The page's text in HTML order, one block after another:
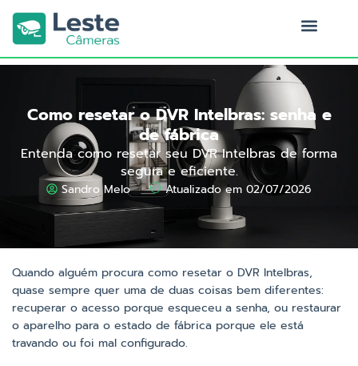
para
conteúdo
Como resetar o DVR Intelbras: senha e
de fábrica
Entenda como resetar seu DVR Intelbras de forma
segura e eficiente.
Sandro Melo Atualizado em 02/07/2026
Quando alguém procura como resetar o DVR Intelbras,
quase sempre quer uma de duas coisas bem diferentes:
recuperar o acesso porque esqueceu a senha, ou restaurar
o aparelho para o estado de fábrica porque ele está
travando ou foi mal configurado.